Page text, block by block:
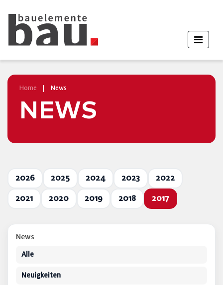
Home News
NEWS
2026 2025 2024 2023 2022
2021 2020 2019 2018 2017
News
Alle
Neuigkeiten